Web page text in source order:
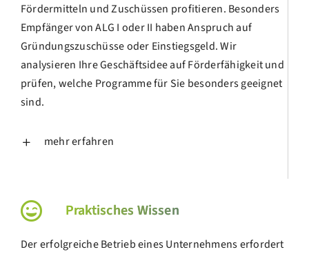
Fördermitteln und Zuschüssen profitieren. Besonders
Empfänger von ALG I oder II haben Anspruch auf
Gründungszuschüsse oder Einstiegsgeld. Wir
analysieren Ihre Geschäftsidee auf Förderfähigkeit und
prüfen, welche Programme für Sie besonders geeignet
sind.
mehr erfahren
Praktisches Wissen
Der erfolgreiche Betrieb eines Unternehmens erfordert